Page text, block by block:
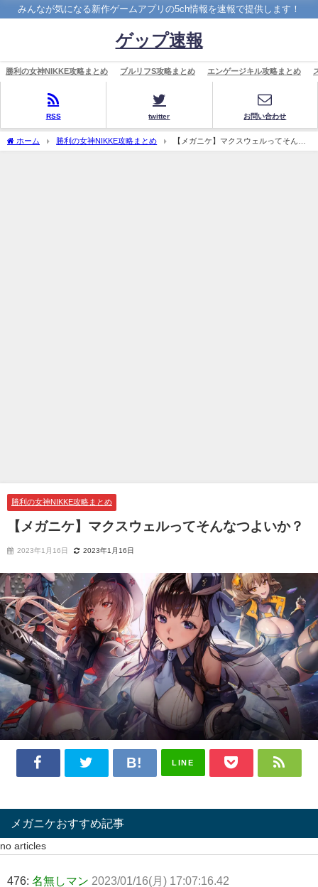
みんなが気になる新作ゲームアプリの5ch情報を速報で提供します！
ゲップ速報
勝利の女神NIKKE攻略まとめ ブルリフS攻略まとめ エンゲージキル攻略まとめ
RSS twitter お問い合わせ
ホーム 勝利の女神NIKKE攻略まとめ
【メガニケ】マクスウェルってそんな
つよいか？
勝利の女神NIKKE攻略まとめ
【メガニケ】マクスウェルってそんなつよいか？
2023年1月16日 2023年1月16日
LINE
メガニケおすすめ記事
no articles
476: 名無しマン 2023/01/16(月) 17:07:16.42